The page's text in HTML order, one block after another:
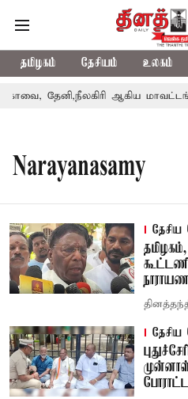
தமிழகம் தேசியம் உலகம்
தேனி,நீலகிரி ஆகிய
Narayanasamy
தேசிய
தேசிய